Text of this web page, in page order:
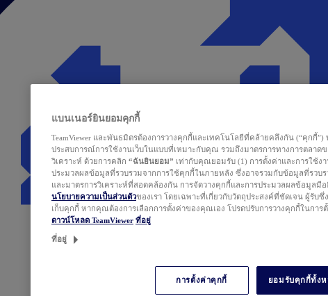
แบนเนอร์ยินยอมคุกกี้
TeamViewer และพันธมิตรต้องการวางคุกกี้และเทคโนโลยีที่คล้ายคลึงกัน (“คุกกี้
ประสบการณ์การใช้งานเว็บในแบบที่เหมาะกับคุณ รวมถึงมาตรการทางการตลาดข
วิเคราะห์ ด้วยการคลิก “ฉันยินยอม” เท่ากับคุณยอมรับ (1) การตั้งค่าและการใช้ง
ประมวลผลข้อมูลที่รวบรวมจากการใช้คุกกี้ในภายหลัง ซึ่งอาจรวมกับข้อมูลที่รว
และมาตรการวิเคราะห์ที่สอดคล้องกัน การจัดวางคุกกี้และการประมวลผลข้อมูลมีอ
นโยบายความเป็นส่วนตัวของเรา โดยเฉพาะที่เกี่ยวกับวัตถุประสงค์ที่ชัดเจน ผู้รับ
เก็บคุกกี้ หากคุณต้องการเลือกการตั้งค่าของคุณเอง โปรดปรับการวางคุกกี้ในการ
ดาวน์โหลด TeamViewer ที่อยู่
ที่อยู่
การตั้งค่าคุกกี้ ยอมรับคุกกี้ทั้ง